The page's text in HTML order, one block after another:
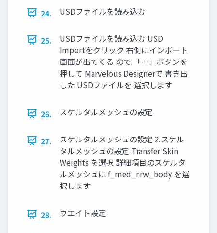
24. USDファイルを読み込む
25.
USDファイルを読み込む USD
Importをクリック 右側にインポート
画面が出てくる ので 「…」ボタンを
押して Marvelous Designerで 書き出
した USDファイルを 選択します
26. スケルタルメッシュの設定
27.
スケルタルメッシュの設定 2.スケル
タルメッシュの設定 Transfer Skin
Weights を選択 詳細項目のスケルタ
ルメッシュに f_med_nrw_body を選
択します
28. ウエイト設定